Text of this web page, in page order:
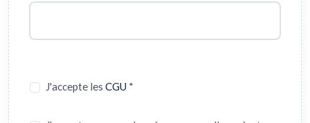
J'accepte les CGU *